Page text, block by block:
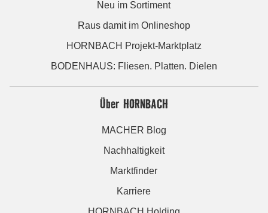
Neu im Sortiment
Raus damit im Onlineshop
HORNBACH Projekt-Marktplatz
BODENHAUS: Fliesen. Platten. Dielen
Über HORNBACH
MACHER Blog
Nachhaltigkeit
Marktfinder
Karriere